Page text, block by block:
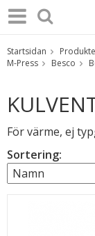
Startsidan
M-Press
Besco
För värme, ej
Sortering: